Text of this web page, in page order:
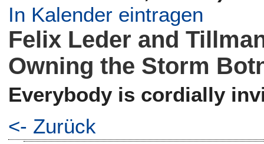
In Kalender eintragen
Felix Leder and
Owning the Storm
Everybody is cordially
<- Zurück